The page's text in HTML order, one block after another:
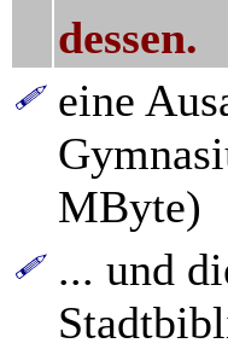
dessen.
eine
MByte)
... und